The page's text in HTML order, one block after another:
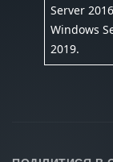
Server
Windows
2019.